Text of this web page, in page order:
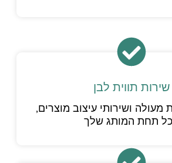
שירות תווית לבן
מעולה ושירותי עיצוב מוצרים,
תחת המותג שלך